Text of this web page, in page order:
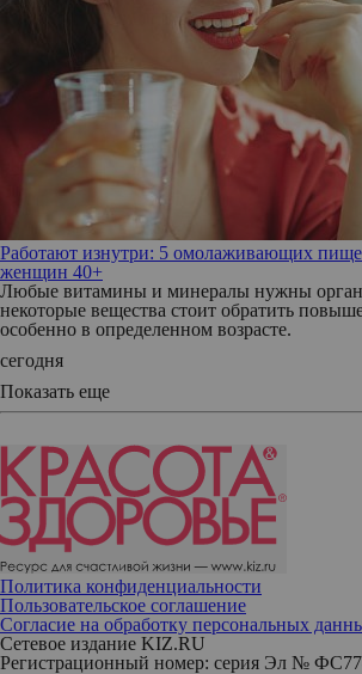
Работают изнутри: 5 омолаживающих
женщин 40+
Любые витамины и минералы нужны
некоторые вещества стоит обратить
особенно в определенном возрасте.
сегодня
Показать еще
Политика конфиденциальности
Пользовательское соглашение
Согласие на обработку персональных
Сетевое издание KIZ.RU
Регистрационный номер: серия Эл №